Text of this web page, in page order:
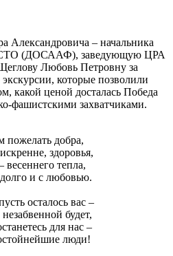
Александровича – начальника
(ДОСААФ), заведующую ЦРА
Любовь Петровну за
которые позволили
какой ценой досталась Победа
фашистскими захватчиками.
пожелать добра,
здоровья,
тепла,
и с любовью.
осталось вас –
будет,
для нас –
люди!